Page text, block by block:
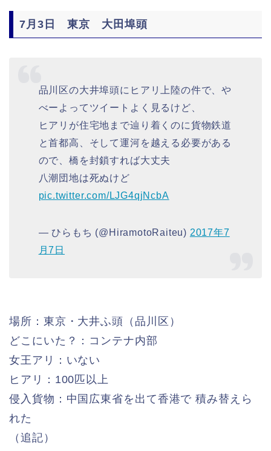
7月3日 東京 大田埠頭
品川区の大井埠頭にヒアリ上陸の件で、や
べーよってツイートよく見るけど、
ヒアリが住宅地まで辿り着くのに貨物鉄道
と首都高、そして運河を越える必要がある
ので、橋を封鎖すれば大丈夫
八潮団地は死ぬけど
pic.twitter.com/LJG4qjNcbA
— ひらもち (@HiramotoRaiteu) 2017年7
月7日
場所：東京・大井ふ頭（品川区）
どこにいた？：コンテナ内部
女王アリ：いない
ヒアリ：100匹以上
侵入貨物：中国広東省を出て香港で 積み替えら
れた
（追記）